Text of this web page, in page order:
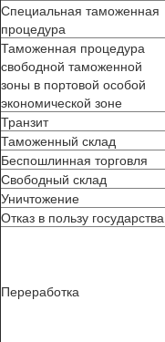
Специальная таможенная
процедура
Таможенная процедура
свободной таможенной
зоны в портовой особой
экономической зоне
Транзит
Таможенный склад
Беспошлинная торговля
Свободный склад
Уничтожение
Отказ в пользу государства
Переработка